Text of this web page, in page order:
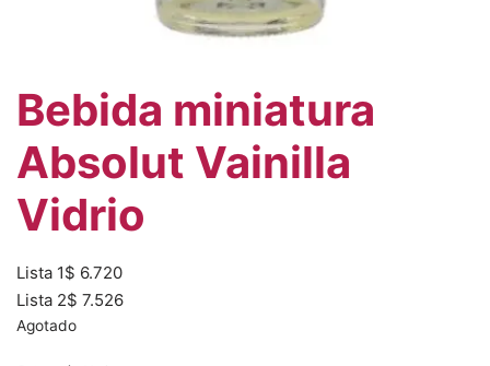
Bebida miniatura
Absolut Vainilla
Vidrio
Lista 1$ 6.720
Lista 2$ 7.526
Agotado